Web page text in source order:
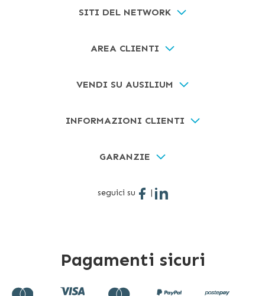
SITI DEL NETWORK
AREA CLIENTI
VENDI SU AUSILIUM
INFORMAZIONI CLIENTI
GARANZIE
seguici su |
Pagamenti sicuri